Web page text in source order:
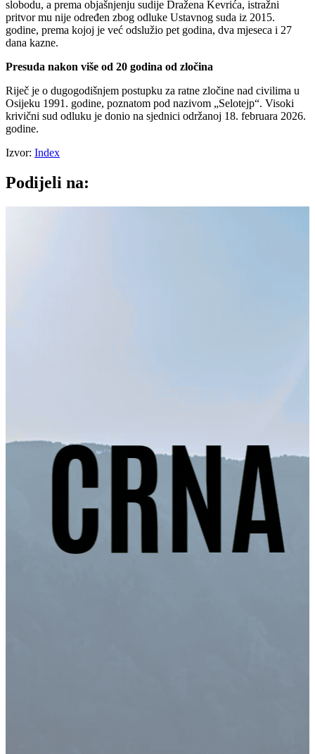
slobodu, a prema objašnjenju sudije Dražena Kevrića, istražni
pritvor mu nije određen zbog odluke Ustavnog suda iz 2015.
godine, prema kojoj je već odslužio pet godina, dva mjeseca i 27
dana kazne.
Presuda nakon više od 20 godina od zločina
Riječ je o dugogodišnjem postupku za ratne zločine nad civilima u
Osijeku 1991. godine, poznatom pod nazivom „Selotejp“. Visoki
krivični sud odluku je donio na sjednici održanoj 18. februara 2026.
godine.
Izvor: Index
Podijeli na: